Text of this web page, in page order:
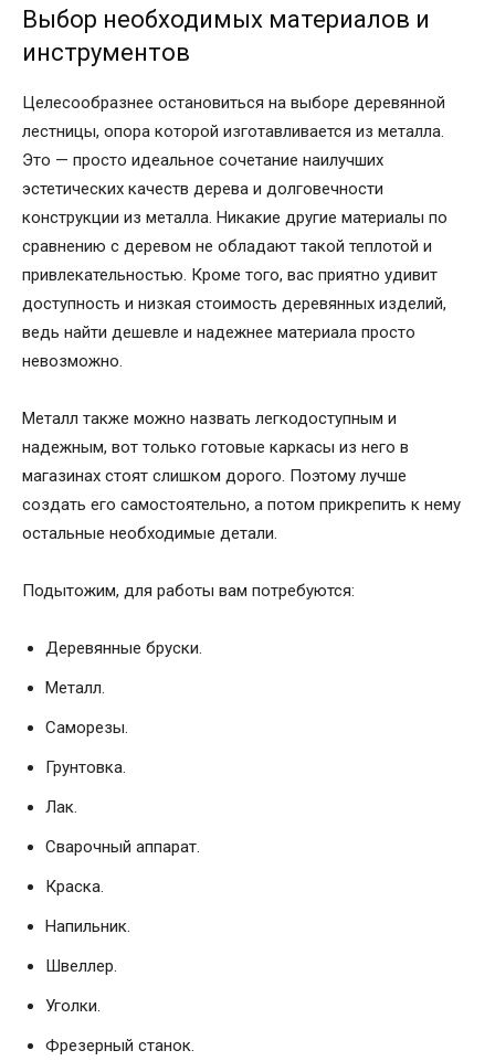
Выбор необходимых материалов и
инструментов
Целесообразнее остановиться на выборе деревянной
лестницы, опора которой изготавливается из металла.
Это — просто идеальное сочетание наилучших
эстетических качеств дерева и долговечности
конструкции из металла. Никакие другие материалы по
сравнению с деревом не обладают такой теплотой и
привлекательностью. Кроме того, вас приятно удивит
доступность и низкая стоимость деревянных изделий,
ведь найти дешевле и надежнее материала просто
невозможно.
Металл также можно назвать легкодоступным и
надежным, вот только готовые каркасы из него в
магазинах стоят слишком дорого. Поэтому лучше
создать его самостоятельно, а потом прикрепить к нему
остальные необходимые детали.
Подытожим, для работы вам потребуются:
Деревянные бруски.
Металл.
Саморезы.
Грунтовка.
Лак.
Сварочный аппарат.
Краска.
Напильник.
Швеллер.
Уголки.
Фрезерный станок.